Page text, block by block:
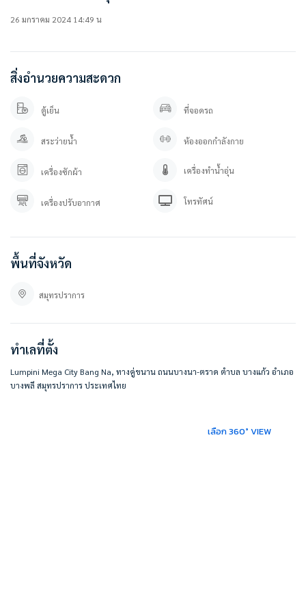
#โครงการมีรถตู้บริการส่ง #BTSบางนา
————————–
คุณปลา 0 8 0 – 9 8 9 9 5 9 5
Line OA. : @besthome (ใส่ @ ข้างหน้าด้วยนะคะ)
ลิ้งค์แอดไลน์ : https://lin.ee/YfpvBtC
บริการรับฝากขาย/เช่า บ้าน คอนโด
คอนโดลุมพินี เมกะซิตี้ บางนา
https://goo.gl/maps/Lo4rBbSTZ1wbQ5V27
#ลุมพินีเมกะซิตี้บางนา #lumpini #lumpinimegabangna
#lumpinimegacitybangna
26 มกราคม 2024 14:49 น
สิ่งอำนวยความสะดวก
ตู้เย็น ที่จอดรถ
สระว่ายน้ำ ห้องออกกำลังกาย
เครื่องซักผ้า เครื่องทำน้ำอุ่น
เครื่องปรับอากาศ โทรทัศน์
พื้นที่จังหวัด
สมุทรปราการ
ทำเลที่ตั้ง
Lumpini Mega City Bang Na, ทางคู่ขนาน ถนนบางนา-ตราด ตำบล บางแก้ว อำเภอ
บางพลี สมุทรปราการ ประเทศไทย
เลือก 360° VIEW